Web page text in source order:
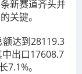
新赛道齐头并
关键。
达到28119.3
出口17608.7
。